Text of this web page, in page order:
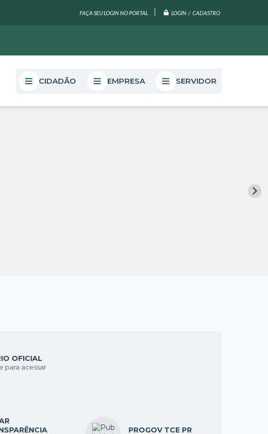
FAÇA SEU LOGIN NO PORTAL LOGIN / CADASTRO
CIDADÃO EMPRESA SERVIDOR
OFICIAL
para acessar
PROGOV TCE PR